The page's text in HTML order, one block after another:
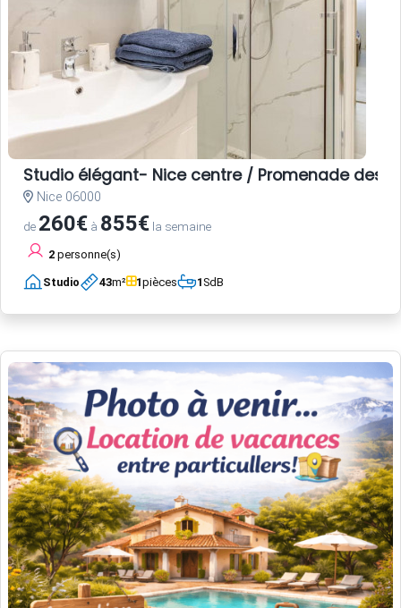
Studio élégant- Nice centre / Promenade des
Nice 06000
de 260€ à 855€ la semaine
2 personne(s)
Studio 43m² 1pièces 1SdB